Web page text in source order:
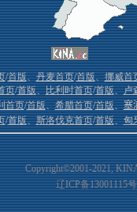
/首版、丹麦首页/首版、挪威首
页/首版、比利时首页/首版、卢
首页/首版、希腊首页/首版、塞
/首版、斯洛伐克首页/首版、匈
Copyright©2001-2021,
辽ICP备13001115